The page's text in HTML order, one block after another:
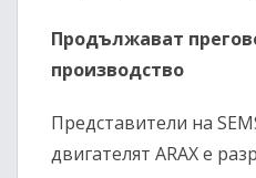
Продължават
производство
Представители на
двигателят ARAX е